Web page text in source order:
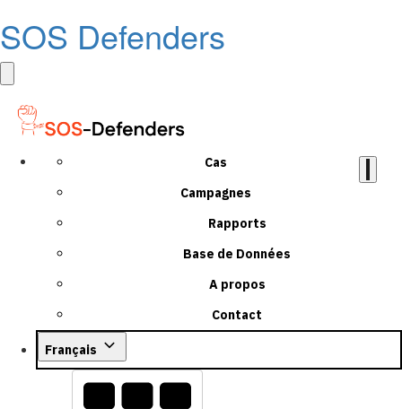
SOS Defenders
Cas
Campagnes
Rapports
Base de Données
A propos
Contact
Français